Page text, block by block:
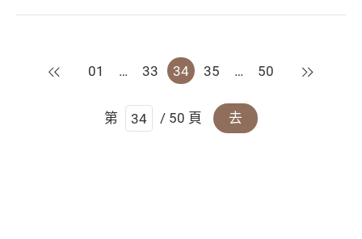
上一頁
01 … 33 34 35 … 50 下一頁
第 / 50 頁 去